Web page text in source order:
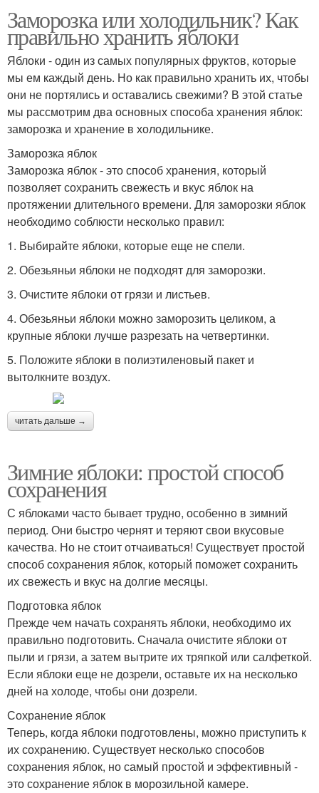
Заморозка или холодильник? Как
правильно хранить яблоки
Яблоки - один из самых популярных фруктов, которые
мы ем каждый день. Но как правильно хранить их, чтобы
они не портялись и оставались свежими? В этой статье
мы рассмотрим два основных способа хранения яблок:
заморозка и хранение в холодильнике.
Заморозка яблок
Заморозка яблок - это способ хранения, который
позволяет сохранить свежесть и вкус яблок на
протяжении длительного времени. Для заморозки яблок
необходимо соблюсти несколько правил:
1. Выбирайте яблоки, которые еще не спели.
2. Обезьяньи яблоки не подходят для заморозки.
3. Очистите яблоки от грязи и листьев.
4. Обезьяньи яблоки можно заморозить целиком, а
крупные яблоки лучше разрезать на четвертинки.
5. Положите яблоки в полиэтиленовый пакет и
вытолкните воздух.
читать дальше →
Зимние яблоки: простой способ
сохранения
С яблоками часто бывает трудно, особенно в зимний
период. Они быстро чернят и теряют свои вкусовые
качества. Но не стоит отчаиваться! Существует простой
способ сохранения яблок, который поможет сохранить
их свежесть и вкус на долгие месяцы.
Подготовка яблок
Прежде чем начать сохранять яблоки, необходимо их
правильно подготовить. Сначала очистите яблоки от
пыли и грязи, а затем вытрите их тряпкой или салфеткой.
Если яблоки еще не дозрели, оставьте их на несколько
дней на холоде, чтобы они дозрели.
Сохранение яблок
Теперь, когда яблоки подготовлены, можно приступить к
их сохранению. Существует несколько способов
сохранения яблок, но самый простой и эффективный -
это сохранение яблок в морозильной камере.